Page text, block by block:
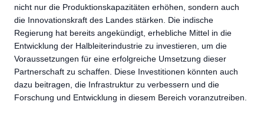
nicht nur die Produktionskapazitäten erhöhen, sondern auch
die Innovationskraft des Landes stärken. Die indische
Regierung hat bereits angekündigt, erhebliche Mittel in die
Entwicklung der Halbleiterindustrie zu investieren, um die
Voraussetzungen für eine erfolgreiche Umsetzung dieser
Partnerschaft zu schaffen. Diese Investitionen könnten auch
dazu beitragen, die Infrastruktur zu verbessern und die
Forschung und Entwicklung in diesem Bereich voranzutreiben.